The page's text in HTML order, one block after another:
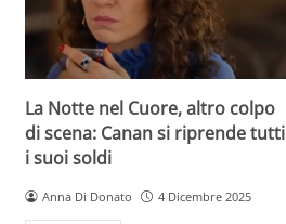
La Notte nel Cuore, altro colpo
di scena: Canan si riprende tutti
i suoi soldi
Anna Di Donato 4 Dicembre 2025